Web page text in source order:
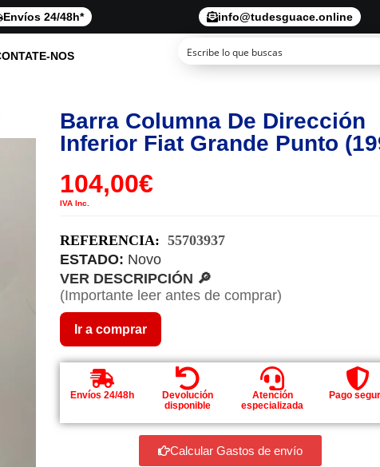
Envíos 24/48h* info@tudesguace.online
NOS
Barra Columna De Dirección
Inferior Fiat Grande Punto
104,00€
IVA Inc.
REFERENCIA: 55703937
ESTADO: Novo
VER DESCRIPCIÓN 🔎
(Importante leer antes de comprar)
Ir a comprar
Envíos 24/48h
Devolución
disponible
Atención
especializada
Pago
Calcular Gastos de envío